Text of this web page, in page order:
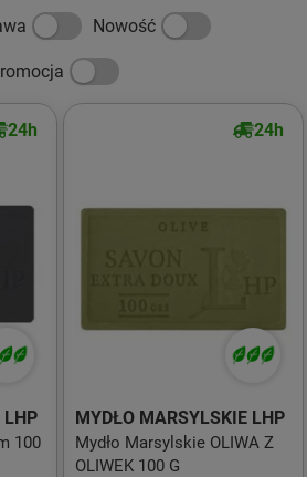
Nowość
24h
LHP
100
24h
MYDŁO MARSYLSKIE LHP
Mydło Marsylskie OLIWA Z
OLIWEK 100 G